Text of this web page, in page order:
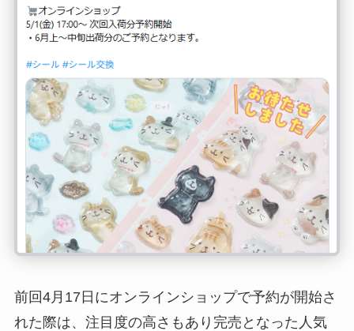
前回4月17日にオンラインショップで予約が開始さ
れた際は、注目度の高さもあり完売となった人気